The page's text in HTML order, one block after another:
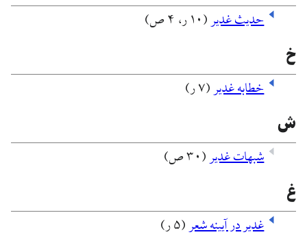
حدیث غدیر(۱۰ ر، ۴ ص)
خ
خطابه غدیر(۷ ر)
ش
شبهات غدیر(۳۰ ص)
غ
غدیر در آیینه شعر(۵ ر)